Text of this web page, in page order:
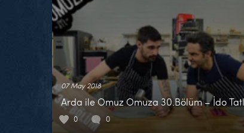
07 May 2018
Arda ile Omuz Omuza 30.Bölüm – İdo
0 0